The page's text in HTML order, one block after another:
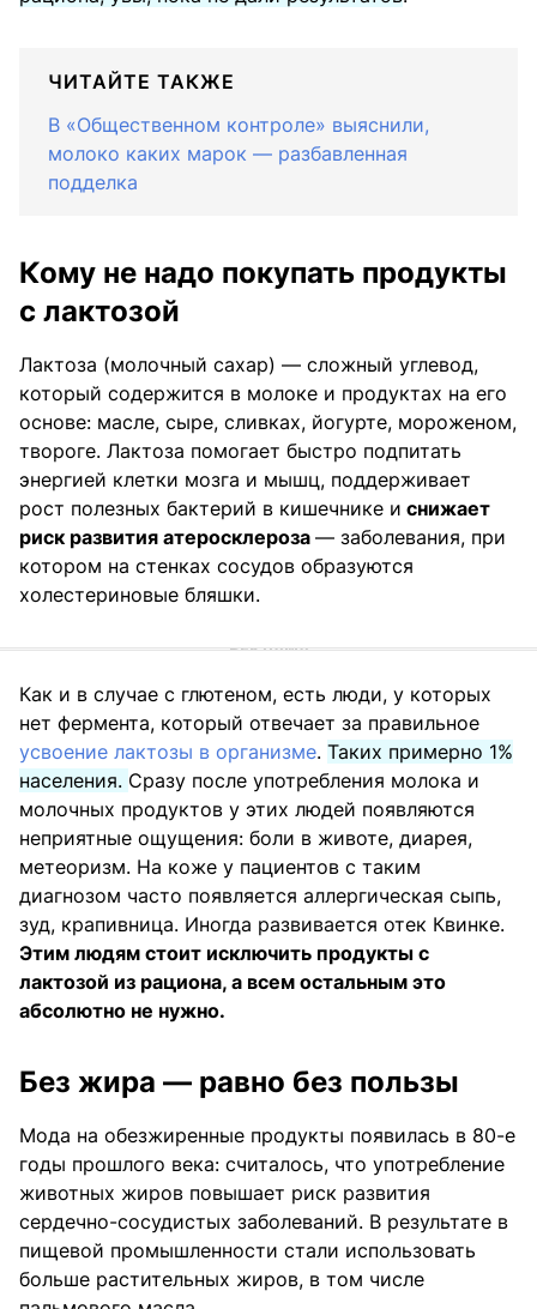
ЧИТАЙТЕ ТАКЖЕ
В «Общественном контроле» выяснили,
молоко каких марок — разбавленная
подделка
Кому не надо покупать продукты
с лактозой
Лактоза (молочный сахар) — сложный углевод,
который содержится в молоке и продуктах на его
основе: масле, сыре, сливках, йогурте, мороженом,
твороге. Лактоза помогает быстро подпитать
энергией клетки мозга и мышц, поддерживает
рост полезных бактерий в кишечнике и снижает
риск развития атеросклероза — заболевания, при
котором на стенках сосудов образуются
холестериновые бляшки.
Как и в случае с глютеном, есть люди, у которых
нет фермента, который отвечает за правильное
усвоение лактозы в организме. Таких примерно 1%
населения. Сразу после употребления молока и
молочных продуктов у этих людей появляются
неприятные ощущения: боли в животе, диарея,
метеоризм. На коже у пациентов с таким
диагнозом часто появляется аллергическая сыпь,
зуд, крапивница. Иногда развивается отек Квинке.
Этим людям стоит исключить продукты с
лактозой из рациона, а всем остальным это
абсолютно не нужно.
Без жира — равно без пользы
Мода на обезжиренные продукты появилась в 80-е
годы прошлого века: считалось, что употребление
животных жиров повышает риск развития
сердечно-сосудистых заболеваний. В результате в
пищевой промышленности стали использовать
больше растительных жиров, в том числе